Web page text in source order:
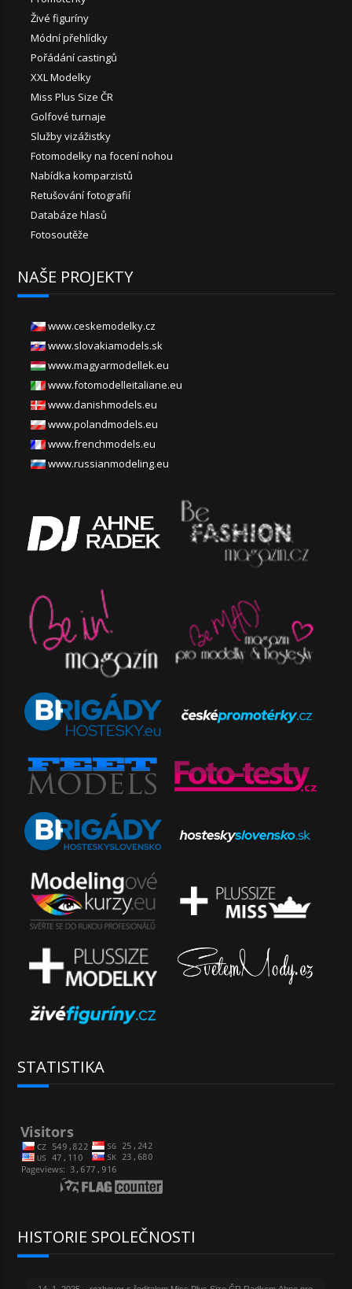
Živé figuríny
Módní přehlídky
Pořádání castingů
XXL Modelky
Miss Plus Size ČR
Golfové turnaje
Služby vizážistky
Fotomodelky na focení nohou
Nabídka komparzistů
Retušování fotografií
Databáze hlasů
Fotosoutěže
NAŠE PROJEKTY
www.ceskemodelky.cz
www.slovakiamodels.sk
www.magyarmodellek.eu
www.fotomodelleitaliane.eu
www.danishmodels.eu
www.polandmodels.eu
www.frenchmodels.eu
www.russianmodeling.eu
STATISTIKA
HISTORIE SPOLEČNOSTI